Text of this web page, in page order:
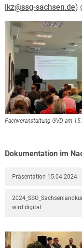
ikz@ssg-sachsen.de)
Fachveranstaltung GVD am
Dokumentation im
Präsentation 15.04.2024
wird digital